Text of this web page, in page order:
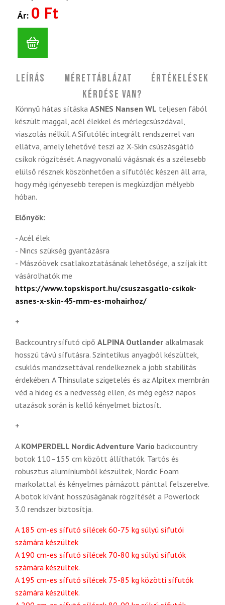
Ár: 0 Ft
Leírás Mérettáblázat
Értékelések
Kérdése van?
Könnyű hátas sításka ASNES Nansen WL teljesen fából
készült maggal, acél élekkel és mérlegcsúszdával,
viaszolás nélkül. A Sifutóléc integrált rendszerrel van
ellátva, amely lehetővé teszi az X-Skin csúszásgátló
csíkok rögzítését. A nagyvonalú vágásnak és a szélesebb
elülső résznek köszönhetően a sífutóléc készen áll arra,
hogy még igényesebb terepen is megküzdjön mélyebb
hóban.
Előnyök:
- Acél élek
- Nincs szükség gyantázásra
- Mászóövek csatlakoztatásának lehetősége, a szíjak itt
vásárolhatók me
https://www.topskisport.hu/csuszasgatlo-csikok-
asnes-x-skin-45-mm-es-mohairhoz/
+
Backcountry sífutó cipő ALPINA Outlander alkalmasak
hosszú távú sífutásra. Szintetikus anyagból készültek,
csuklós mandzsettával rendelkeznek a jobb stabilitás
érdekében. A Thinsulate szigetelés és az Alpitex membrán
véd a hideg és a nedvesség ellen, és még egész napos
utazások során is kellő kényelmet biztosít.
+
A KOMPERDELL Nordic Adventure Vario backcountry
botok 110–155 cm között állíthatók. Tartós és
robusztus alumíniumból készültek, Nordic Foam
markolattal és kényelmes párnázott pánttal felszerelve.
A botok kívánt hosszúságának rögzítését a Powerlock
3.0 rendszer biztosítja.
A 185 cm-es sífutó sílécek 60-75 kg súlyú sífutói
számára készültek
A 190 cm-es sífutó sílécek 70-80 kg súlyú sífutók
számára készültek.
A 195 cm-es sífutó sílécek 75-85 kg közötti sífutók
számára készültek.